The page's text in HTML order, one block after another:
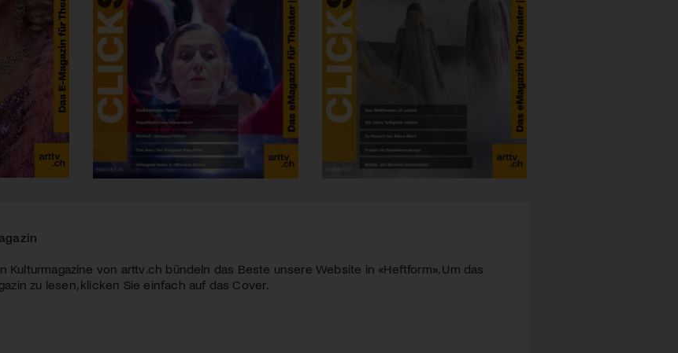
Kulturmagazine von arttv.ch bündeln das Beste unsere Website in «Heftform». Um das
zu lesen, klicken Sie einfach auf das Cover.